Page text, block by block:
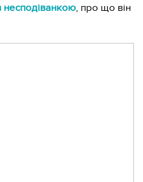
несподіванкою, про що він